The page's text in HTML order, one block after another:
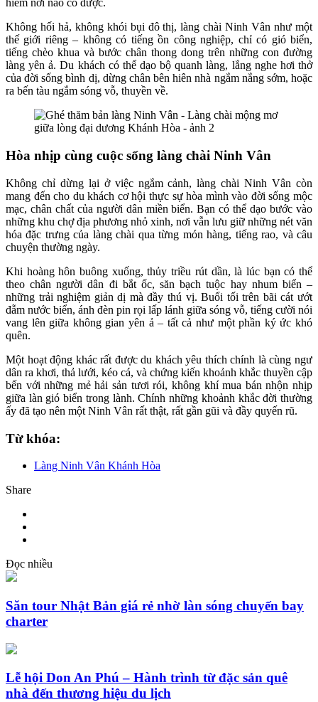
hiếm nơi nào có được.
Không hối hả, không khói bụi đô thị, làng chài Ninh Vân như một
thế giới riêng – không có tiếng ồn công nghiệp, chỉ có gió biển,
tiếng chèo khua và bước chân thong dong trên những con đường
làng yên ả. Du khách có thể dạo bộ quanh làng, lắng nghe hơi thở
của đời sống bình dị, dừng chân bên hiên nhà ngắm nắng sớm, hoặc
ra bến tàu ngắm sóng vỗ, thuyền về.
Hòa nhịp cùng cuộc sống làng chài Ninh Vân
Không chỉ dừng lại ở việc ngắm cảnh, làng chài Ninh Vân còn
mang đến cho du khách cơ hội thực sự hòa mình vào đời sống mộc
mạc, chân chất của người dân miền biển. Bạn có thể dạo bước vào
những khu chợ địa phương nhỏ xinh, nơi vẫn lưu giữ những nét văn
hóa đặc trưng của làng chài qua từng món hàng, tiếng rao, và câu
chuyện thường ngày.
Khi hoàng hôn buông xuống, thủy triều rút dần, là lúc bạn có thể
theo chân người dân đi bắt ốc, săn bạch tuộc hay nhum biển –
những trải nghiệm giản dị mà đầy thú vị. Buổi tối trên bãi cát ướt
đẫm nước biển, ánh đèn pin rọi lấp lánh giữa sóng vỗ, tiếng cười nói
vang lên giữa không gian yên ả – tất cả như một phần ký ức khó
quên.
Một hoạt động khác rất được du khách yêu thích chính là cùng ngư
dân ra khơi, thả lưới, kéo cá, và chứng kiến khoảnh khắc thuyền cập
bến với những mẻ hải sản tươi rói, không khí mua bán nhộn nhịp
giữa làn gió biển trong lành. Chính những khoảnh khắc đời thường
ấy đã tạo nên một Ninh Vân rất thật, rất gần gũi và đầy quyến rũ.
Từ khóa:
Làng Ninh Vân Khánh Hòa
Share
Đọc nhiều
Săn tour Nhật Bản giá rẻ nhờ làn sóng chuyến bay
charter
Lễ hội Don An Phú – Hành trình từ đặc sản quê
nhà đến thương hiệu du lịch